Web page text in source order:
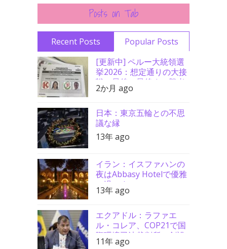
Posts on Tab
Recent Posts
Popular Posts
[更新中] ペルー大統領選
挙2026：想定通りの大接
戦、最後の最後まで勝者
分からず
2か月 ago
日本：東京五輪との不思
議な縁
13年 ago
イラン：イスファハンの
夜はAbbasy Hotelで優雅
に過ごす
13年 ago
エクアドル：ラファエ
ル・コレア、COP21で国
際環境司法裁判所の創設
を要請
11年 ago